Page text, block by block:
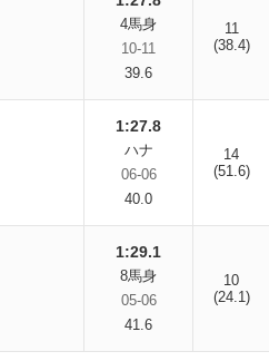
4馬身
10-11
39.6
11
(38.4)
1:27.8
ハナ
06-06
40.0
14
(51.6)
1:29.1
8馬身
05-06
41.6
10
(24.1)